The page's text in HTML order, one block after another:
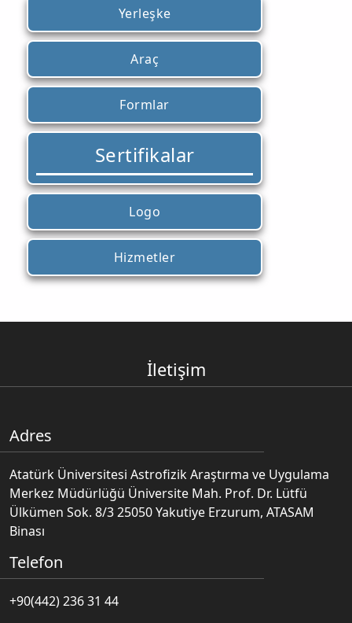
Yerleşke
Araç
Formlar
Sertifikalar
Logo
Hizmetler
İletişim
Adres
Atatürk Üniversitesi Astrofizik Araştırma ve Uygulama
Merkez Müdürlüğü Üniversite Mah. Prof. Dr. Lütfü
Ülkümen Sok. 8/3 25050 Yakutiye Erzurum, ATASAM
Binası
Telefon
+90(442) 236 31 44